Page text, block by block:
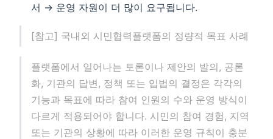
서 → 운영 자원이 더 많이 요구됩니다.
[참고] 국내외 시민협력플랫폼의 정량적 목표 사례
플랫폼에서 일어나는 토론이나 제안의 발의, 공론
화, 기관의 답변, 정책 또는 입법의 결정은 각각의
기능과 목표에 따라 참여 인원의 수와 운영 방식이
다르게 적용되어야 합니다. 시민의 참여 경험, 지역
또는 기관의 상황에 따라 이러한 운영 규칙이 충분